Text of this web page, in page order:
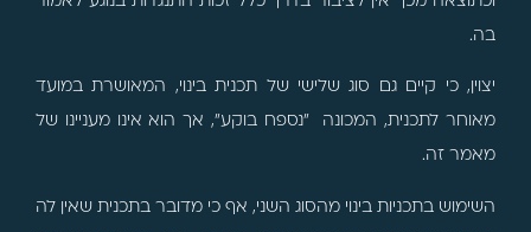
בה.
יצוין, כי קיים גם סוג שלישי של תכנית בינוי, המאושרת במועד
מאוחר לתכנית, המכונה "נספח בוקע", אך הוא אינו מעניינו של
מאמר זה.
השימוש בתכניות בינוי מהסוג השני, אף כי מדובר בתכנית שאין לה